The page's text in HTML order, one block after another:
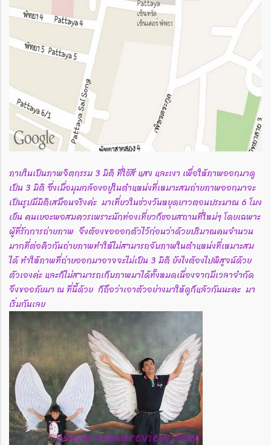
ภายในเป็นภาพจิตกรรม 3 มิติ ที่ใช้สี แสง และเงา เพื่อให้ภาพออกมาดู
เป็น 3 มิติ ซึ่งเมื่อมุมกล้องอยู่ในตำแหน่งที่เหมาะสมถ่ายภาพออกมาจะ
เป็นรูปมีมิติเสมือนจริงค่ะ มาเที่ยวในช่วงวันหยุดยาวตอนประมาณ 6 โมง
เย็น คนเยอะพอสมควรเพราะนักท่องเที่ยวก็ชอบสถานที่ใหม่ๆ โดยเฉพาะ
ผู้ที่รักการถ่ายภาพ จึงต้องขอออกตัวไว้ก่อนว่าด้วยปริมาณคนจำนวน
มากที่ต่อคิวกันถ่ายภาพทำให้ไม่สามารถจับภาพในตำแหน่งที่เหมาะสม
ได้ ทำให้ภาพที่ถ่ายออกมาอาจจะไม่เป็น 3 มิติ ยังไงต้องไปพิสูจน์ด้วย
ตัวเองค่ะ และก็ไม่สามารถเก็บภาพมาได้ทั้งหมดเนื่องจากมีเวลาจำกัด
จึงขออภัยมา ณ ที่นี้ด้วย ก็ถือว่าเอาตัวอย่างมาให้ดูก็แล้วกันนะคะ มา
เริ่มกันเลย